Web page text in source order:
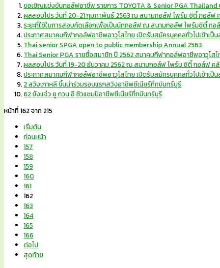
ขอเชิญแข่งขันกอล์ฟอาชีพ รายการ TOYOTA & Senior PGA
ผลสอบโปร วันที่ 20-21 กุมภาพันธ์ 2563 ณ สนามกอล์ฟ ไพร์ม ซิตี้ กอล์ฟ
ระยะที่ใช้ในการสอบคัดเลือกเพื่อเป็นนักกอล์ฟ ณ สนามกอล์ฟ ไพร์มซิตี้ ก
ประกาศสมาคมกีฬากอล์ฟอาชีพอาวุโสไทย เปิดรับสมัครบุคคลทั่วไปเข้าเป็
Thai senior SPGA open to public membership Annual 2563
Thai Senior PGA รายชื่อสมาชิก ปี 2562 สมาคมกีฬากอล์ฟอาชีพอาวุโส
ผลสอบโปร วันที่ 19-20 ธันวาคม 2562 ณ สนามกอล์ฟ ไพร์ม ซิตี้ กอล์ฟ ค
ประกาศสมาคมกีฬากอล์ฟอาชีพอาวุโสไทย เปิดรับสมัครบุคคลทั่วไปเข้าเป็
2 สวิงเกาหลี ขึ้นนำร่วมรอบแรกสวิงอาชีพซีเนียร์ที่กบินทร์บุรี
62 ยังแจ๋ว ยู กวน อี ซิวแชมป์อาชีพซีเนียร์ที่กบินทร์บุรี
หน้าที่ 162 จาก 215
เริ่มต้น
ก่อนหน้า
157
158
159
160
161
162
163
164
165
166
ต่อไป
สุดท้าย